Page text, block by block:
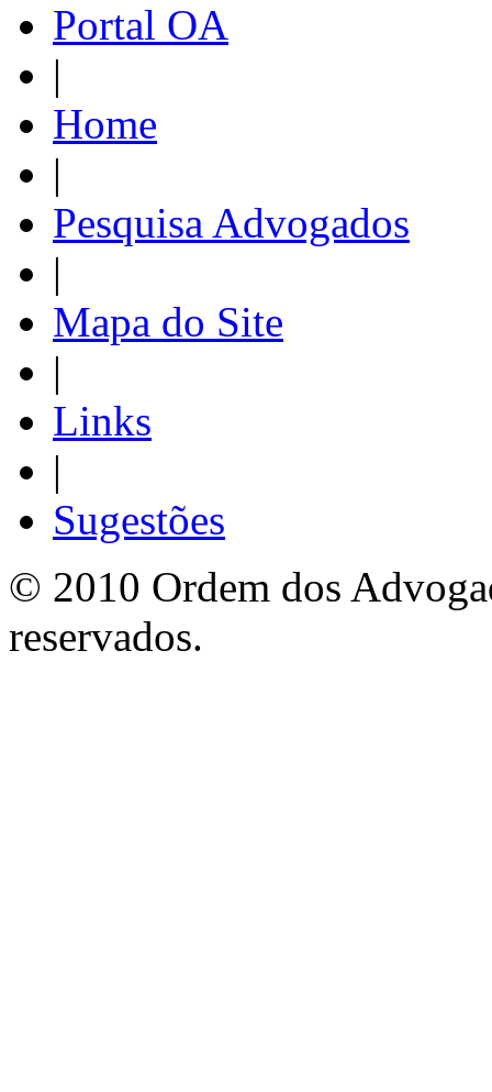
Portal OA
|
Home
|
Pesquisa Advogados
|
Mapa do Site
|
Links
|
Sugestões
© 2010 Ordem dos
reservados.